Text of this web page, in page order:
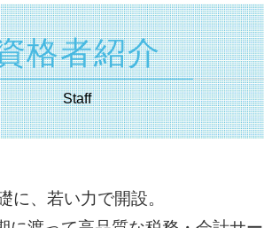
資金調達
続き
アップ とは
資本金
主 法人化 タイミング
とは
法人税
費用
設立 資本金
相続
効
とは
査
とは
定 登記
とは
格者紹介
Staff
、若い力で開設。